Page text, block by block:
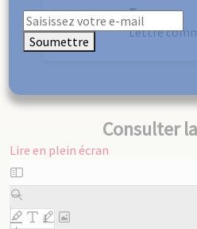
Type
Lettre
Consulter
Lire en plein écran
Aller
au
contenu
PDF
Soumettre